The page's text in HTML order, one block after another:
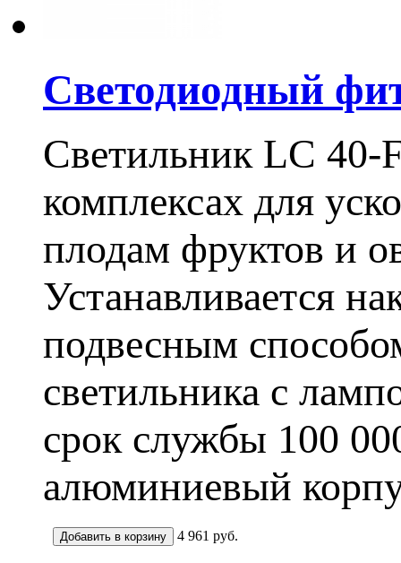
Светодиодный
Светильник LC 40-
комплексах для
плодам фруктов и
Устанавливается
подвесным
светильника с
срок службы 100
алюминиевый
4 961 руб.